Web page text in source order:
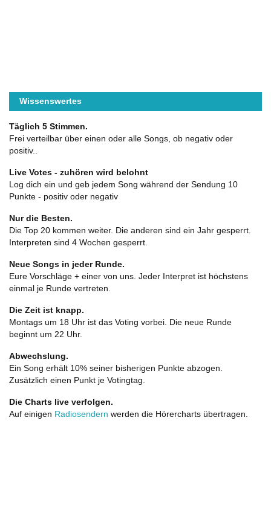
Wissenswertes
Täglich 5 Stimmen.
Frei verteilbar über einen oder alle Songs, ob negativ oder
positiv..
Live Votes - zuhören wird belohnt
Log dich ein und geb jedem Song während der Sendung 10
Punkte - positiv oder negativ
Nur die Besten.
Die Top 20 kommen weiter. Die anderen sind ein Jahr gesperrt.
Interpreten sind 4 Wochen gesperrt.
Neue Songs in jeder Runde.
Eure Vorschläge + einer von uns. Jeder Interpret ist höchstens
einmal je Runde vertreten.
Die Zeit ist knapp.
Montags um 18 Uhr ist das Voting vorbei. Die neue Runde
beginnt um 22 Uhr.
Abwechslung.
Ein Song erhält 10% seiner bisherigen Punkte abzogen.
Zusätzlich einen Punkt je Votingtag.
Die Charts live verfolgen.
Auf einigen Radiosendern werden die Hörercharts übertragen.